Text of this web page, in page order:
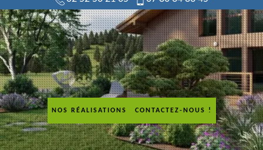
NOS RÉALISATIONS CONTACTEZ-NOUS !